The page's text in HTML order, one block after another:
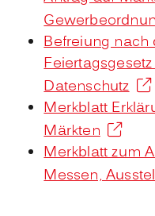
Befreiung
Datenschutz
Merkblatt
Märkten
Merkblatt zum
Messen,